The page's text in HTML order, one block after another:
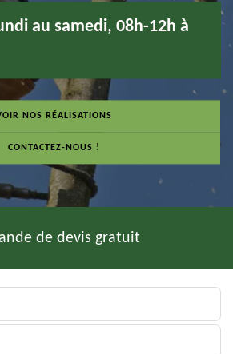
au samedi, 08h-12h à
NOS RÉALISATIONS
CONTACTEZ-NOUS !
de devis gratuit